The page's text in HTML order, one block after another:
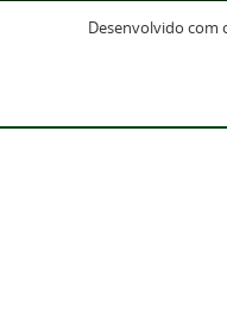
Desenvolvido com